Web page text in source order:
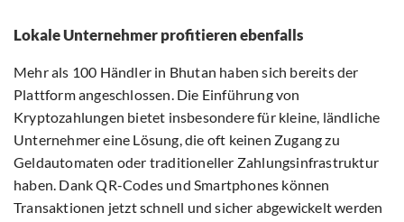
Lokale Unternehmer profitieren ebenfalls
Mehr als 100 Händler in Bhutan haben sich bereits der
Plattform angeschlossen. Die Einführung von
Kryptozahlungen bietet insbesondere für kleine, ländliche
Unternehmer eine Lösung, die oft keinen Zugang zu
Geldautomaten oder traditioneller Zahlungsinfrastruktur
haben. Dank QR-Codes und Smartphones können
Transaktionen jetzt schnell und sicher abgewickelt werden